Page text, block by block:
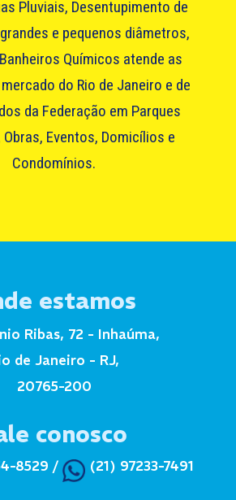
Pluviais, Desentupimento de
e pequenos diâmetros,
Químicos atende as
do Rio de Janeiro e de
da Federação em Parques
Eventos, Domicílios e
Condomínios.
estamos
Ribas, 72 - Inhaúma,
de Janeiro - RJ,
20765-200
conosco
8529 / (21) 97233-7491